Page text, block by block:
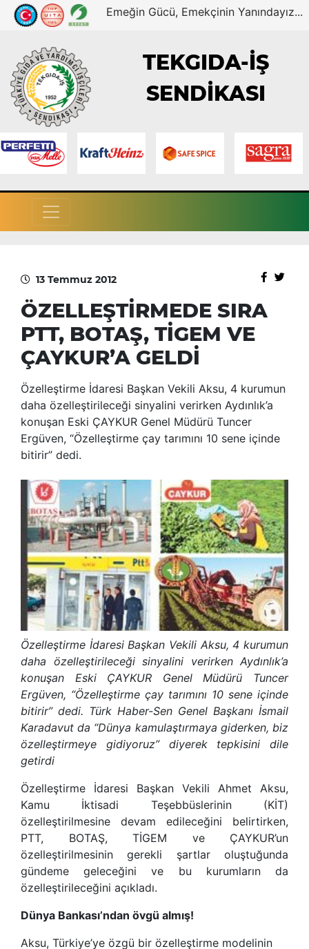
Emeğin Gücü, Emekçinin Yanındayız...
TEKGIDA-İŞ
SENDİKASI
13 Temmuz 2012
ÖZELLEŞTİRMEDE SIRA
PTT, BOTAŞ, TİGEM VE
ÇAYKUR’A GELDİ
Özelleştirme İdaresi Başkan Vekili Aksu, 4 kurumun
daha özelleştirileceği sinyalini verirken Aydınlık’a
konuşan Eski ÇAYKUR Genel Müdürü Tuncer
Ergüven, “Özelleştirme çay tarımını 10 sene içinde
bitirir” dedi.
Özelleştirme İdaresi Başkan Vekili Aksu, 4 kurumun
daha özelleştirileceği sinyalini verirken Aydınlık’a
konuşan Eski ÇAYKUR Genel Müdürü Tuncer
Ergüven, “Özelleştirme çay tarımını 10 sene içinde
bitirir” dedi. Türk Haber-Sen Genel Başkanı İsmail
Karadavut da “Dünya kamulaştırmaya giderken, biz
özelleştirmeye gidiyoruz” diyerek tepkisini dile
getirdi
Özelleştirme İdaresi Başkan Vekili Ahmet Aksu,
Kamu İktisadi Teşebbüslerinin (KİT)
özelleştirilmesine devam edileceğini belirtirken,
PTT, BOTAŞ, TİGEM ve ÇAYKUR’un
özelleştirilmesinin gerekli şartlar oluştuğunda
gündeme geleceğini ve bu kurumların da
özelleştirileceğini açıkladı.
Dünya Bankası’ndan övgü almış!
Aksu, Türkiye’ye özgü bir özelleştirme modelinin